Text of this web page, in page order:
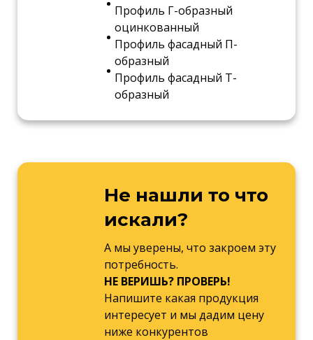
Профиль Г-образный
оцинкованный
Профиль фасадный П-
образный
Профиль фасадный Т-
образный
Не нашли то что
искали?
А мы уверены, что закроем эту
потребность.
НЕ ВЕРИШЬ? ПРОВЕРЬ!
Напишите какая продукция
интересует и мы дадим цену
ниже конкурентов